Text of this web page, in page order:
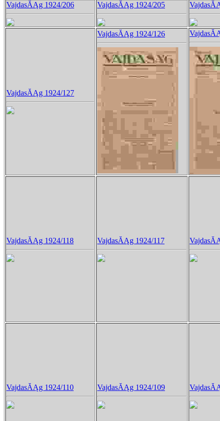
VajdasĂĄg 1924/206 VajdasĂĄg 1924/205
VajdasĂĄg 1924/127
VajdasĂĄg 1924/126
VajdasĂĄg 1924/118 VajdasĂĄg 1924/117
VajdasĂĄg 1924/110 VajdasĂĄg 1924/109